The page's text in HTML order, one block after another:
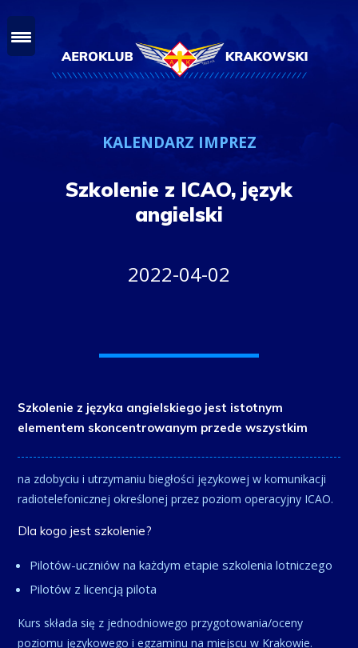
KALENDARZ IMPREZ
Szkolenie z ICAO, język
angielski
2022-04-02
Szkolenie z języka angielskiego jest istotnym
elementem skoncentrowanym przede wszystkim
na zdobyciu i utrzymaniu biegłości językowej w komunikacji
radiotelefonicznej określonej przez poziom operacyjny ICAO.
Dla kogo jest szkolenie?
Pilotów-uczniów na każdym etapie szkolenia lotniczego
Pilotów z licencją pilota
Kurs składa się z jednodniowego przygotowania/oceny
poziomu językowego i egzaminu na miejscu w Krakowie.